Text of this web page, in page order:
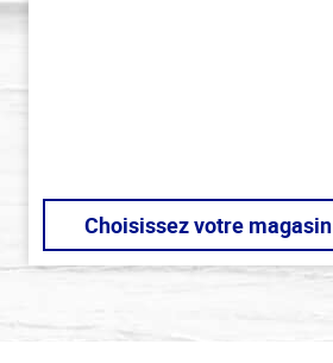
Choisissez votre magasin